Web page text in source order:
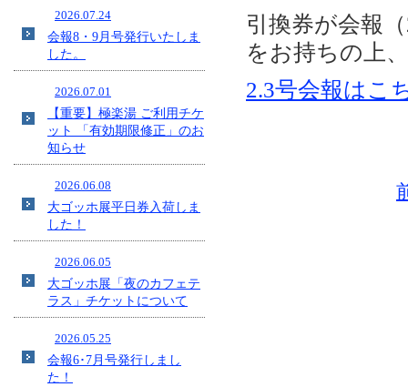
2026.07.24
会報8・9月号発行いたしま
した。
2026.07.01
【重要】極楽湯 ご利用チケ
ット 「有効期限修正」のお
知らせ
2026.06.08
大ゴッホ展平日券入荷しま
した！
2026.06.05
大ゴッホ展「夜のカフェテ
ラス」チケットについて
2026.05.25
会報6･7月号発行しまし
た！
引換券が会報
をお持ちの上
2.3号会報はこ